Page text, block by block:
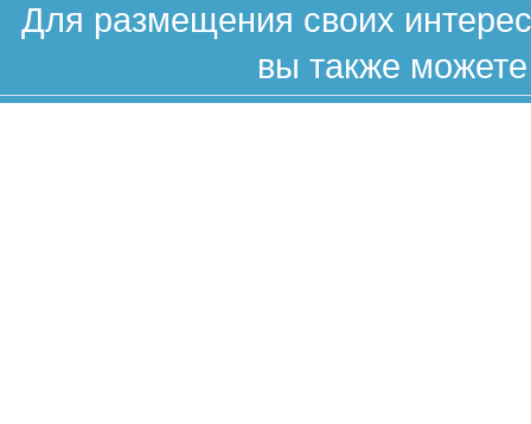
Для размещения своих
вы также